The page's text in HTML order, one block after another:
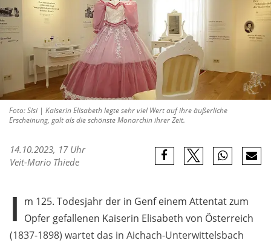
Foto: Sisi | Kaiserin Elisabeth legte sehr viel Wert auf ihre äußerliche
Erscheinung, galt als die schönste Monarchin ihrer Zeit.
14.10.2023, 17 Uhr
Veit-Mario Thiede
I m 125. Todesjahr der in Genf einem Attentat zum
Opfer gefallenen Kaiserin Elisabeth von Österreich
(1837-1898) wartet das in Aichach-Unterwittelsbach